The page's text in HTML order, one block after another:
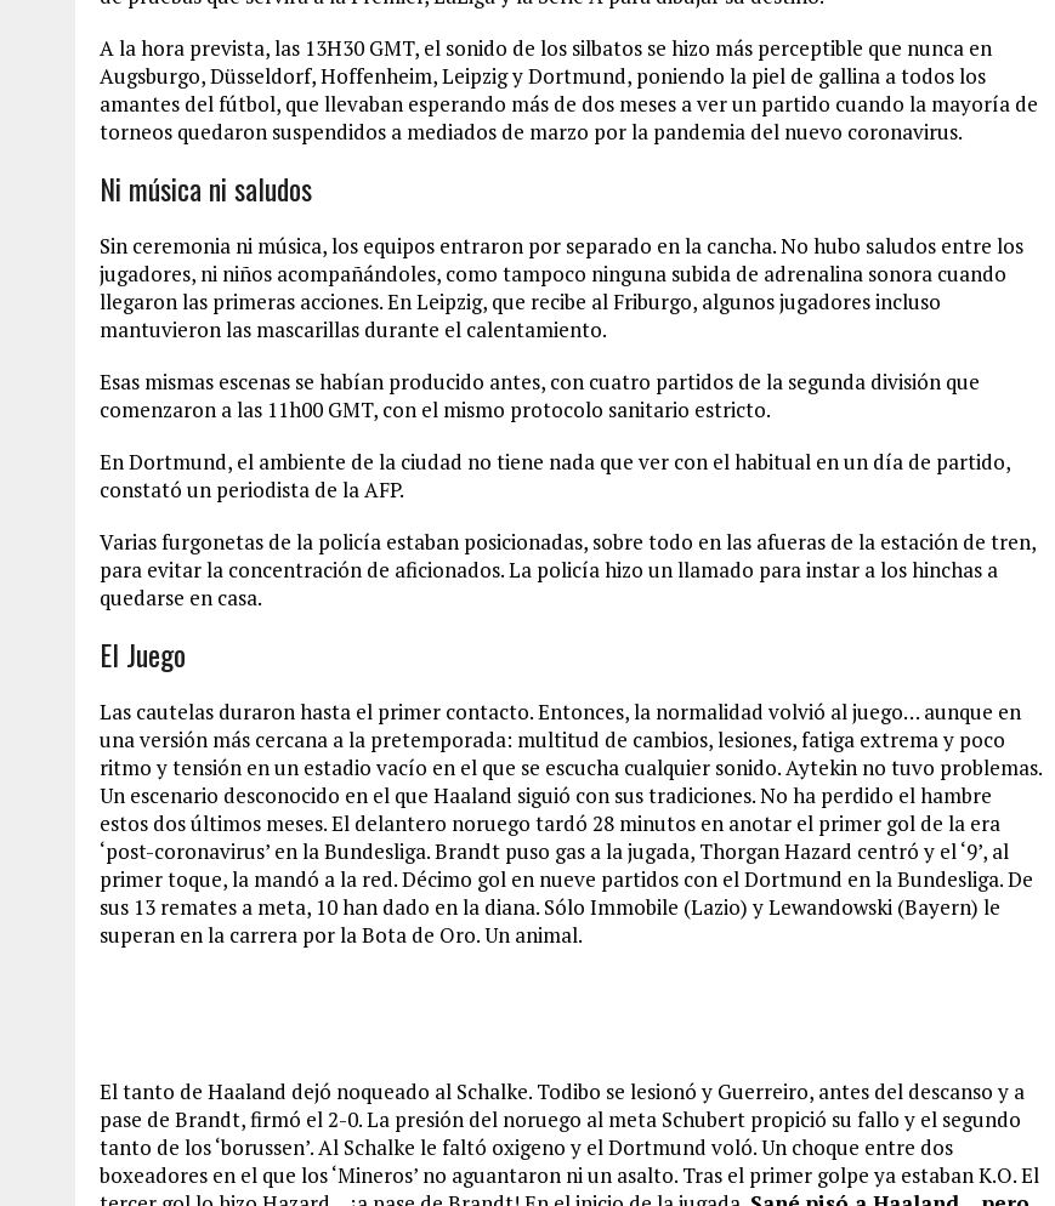
A la hora prevista, las 13H30 GMT, el sonido de los silbatos se hizo más perceptible que nunca en
Augsburgo, Düsseldorf, Hoffenheim, Leipzig y Dortmund, poniendo la piel de gallina a todos los
amantes del fútbol, que llevaban esperando más de dos meses a ver un partido cuando la mayoría de
torneos quedaron suspendidos a mediados de marzo por la pandemia del nuevo coronavirus.
Ni música ni saludos
Sin ceremonia ni música, los equipos entraron por separado en la cancha. No hubo saludos entre los
jugadores, ni niños acompañándoles, como tampoco ninguna subida de adrenalina sonora cuando
llegaron las primeras acciones. En Leipzig, que recibe al Friburgo, algunos jugadores incluso
mantuvieron las mascarillas durante el calentamiento.
Esas mismas escenas se habían producido antes, con cuatro partidos de la segunda división que
comenzaron a las 11h00 GMT, con el mismo protocolo sanitario estricto.
En Dortmund, el ambiente de la ciudad no tiene nada que ver con el habitual en un día de partido,
constató un periodista de la AFP.
Varias furgonetas de la policía estaban posicionadas, sobre todo en las afueras de la estación de tren,
para evitar la concentración de aficionados. La policía hizo un llamado para instar a los hinchas a
quedarse en casa.
El Juego
Las cautelas duraron hasta el primer contacto. Entonces, la normalidad volvió al juego… aunque en
una versión más cercana a la pretemporada: multitud de cambios, lesiones, fatiga extrema y poco
ritmo y tensión en un estadio vacío en el que se escucha cualquier sonido. Aytekin no tuvo problemas.
Un escenario desconocido en el que Haaland siguió con sus tradiciones. No ha perdido el hambre
estos dos últimos meses. El delantero noruego tardó 28 minutos en anotar el primer gol de la era
‘post-coronavirus’ en la Bundesliga. Brandt puso gas a la jugada, Thorgan Hazard centró y el ‘9’, al
primer toque, la mandó a la red. Décimo gol en nueve partidos con el Dortmund en la Bundesliga. De
sus 13 remates a meta, 10 han dado en la diana. Sólo Immobile (Lazio) y Lewandowski (Bayern) le
superan en la carrera por la Bota de Oro. Un animal.
El tanto de Haaland dejó noqueado al Schalke. Todibo se lesionó y Guerreiro, antes del descanso y a
pase de Brandt, firmó el 2-0. La presión del noruego al meta Schubert propició su fallo y el segundo
tanto de los ‘borussen’. Al Schalke le faltó oxigeno y el Dortmund voló. Un choque entre dos
boxeadores en el que los ‘Mineros’ no aguantaron ni un asalto. Tras el primer golpe ya estaban K.O. El